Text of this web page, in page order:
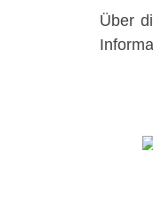
Über